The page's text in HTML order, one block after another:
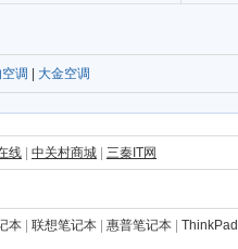
调 大金空调
本 联想笔记本 惠普笔记本